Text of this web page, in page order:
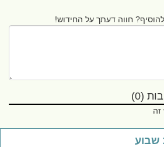
חווה דעתך על החידוש!
(0)